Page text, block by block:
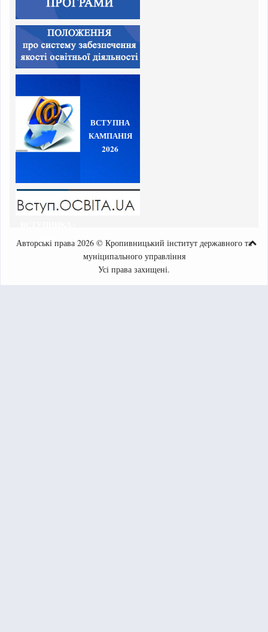
2023
ВСТУПНА
КАМПАНІЯ
2026
Авторські права 2026 © Кропивницький інститут державного та
муніципального управління
Усі права захищені.